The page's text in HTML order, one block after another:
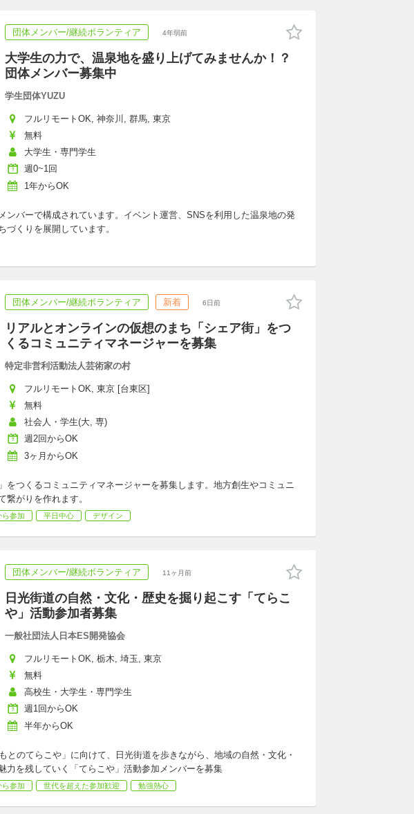
団体メンバー/継続ボランティア 4年弱前
大学生の力で、温泉地を盛り上げてみませんか！？
団体メンバー募集中
学生団体YUZU
フルリモートOK, 神奈川, 群馬, 東京
無料
大学生・専門学生
週0~1回
1年からOK
ンバーで構成されています。イベント運営、SNSを利用した温泉地の発
くりを展開しています。
団体メンバー/継続ボランティア 新着 6日前
リアルとオンラインの仮想のまち「シェア街」をつ
くるコミュニティマネージャーを募集
特定非営利活動法人芸術家の村
フルリモートOK, 東京 [台東区]
無料
社会人・学生(大, 専)
週2回からOK
3ヶ月からOK
をつくるコミュニティマネージャーを募集します。 ​地方創生やコミュニ
繋がりを作れます。
ら参加 平日中心 デザイン
団体メンバー/継続ボランティア 11ヶ月前
日光街道の自然・文化・歴史を掘り起こす「てらこ
や」活動参加者募集
一般社団法人日本ES開発協会
フルリモートOK, 栃木, 埼玉, 東京
無料
高校生・大学生・専門学生
週1回からOK
半年からOK
とのてらこや」に向けて、日光街道を歩きながら、地域の自然・文化・
力を残していく「てらこや」活動参加メンバーを募集
ら参加 世代を超えた参加歓迎 勉強熱心